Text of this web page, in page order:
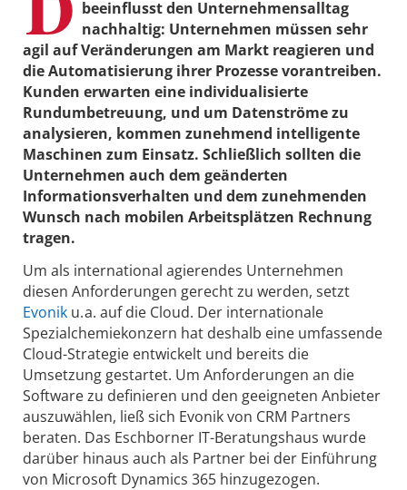
beeinflusst den Unternehmensalltag
nachhaltig: Unternehmen müssen sehr
agil auf Veränderungen am Markt reagieren und
die Automatisierung ihrer Prozesse vorantreiben.
Kunden erwarten eine individualisierte
Rundumbetreuung, und um Datenströme zu
analysieren, kommen zunehmend intelligente
Maschinen zum Einsatz. Schließlich sollten die
Unternehmen auch dem geänderten
Informationsverhalten und dem zunehmenden
Wunsch nach mobilen Arbeitsplätzen Rechnung
tragen.
Um als international agierendes Unternehmen
diesen Anforderungen gerecht zu werden, setzt
Evonik u. a. auf die Cloud. Der internationale
Spezialchemiekonzern hat deshalb eine umfassende
Cloud-Strategie entwickelt und bereits die
Umsetzung gestartet. Um Anforderungen an die
Software zu definieren und den geeigneten Anbieter
auszuwählen, ließ sich Evonik von CRM Partners
beraten. Das Eschborner IT-Beratungshaus wurde
darüber hinaus auch als Partner bei der Einführung
von Microsoft Dynamics 365 hinzugezogen.